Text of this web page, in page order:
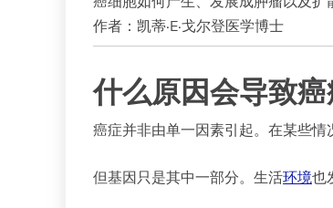
作者：凯蒂·E·戈尔登医学博士
什么原因会导致癌
癌症并非由单一因素引起。在某些情
但基因只是其中一部分。生活环境也